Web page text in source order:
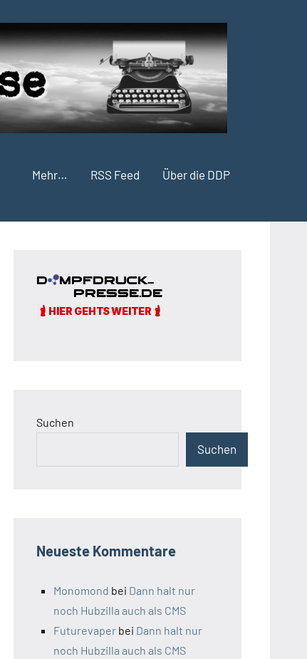
Mehr… RSS Feed Über die DDP
Suchen
Suchen
Neueste Kommentare
Monomond bei Dann halt nur
noch Hubzilla auch als CMS
Futurevaper bei Dann halt nur
noch Hubzilla auch als CMS